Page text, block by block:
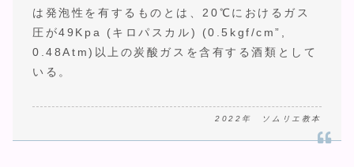
は発泡性を有するものとは、20℃におけるガス
圧が49Kpa (キロパスカル) (0.5kgf/cm”,
0.48Atm)以上の炭酸ガスを含有する酒類として
いる。
2022年 ソムリエ教本